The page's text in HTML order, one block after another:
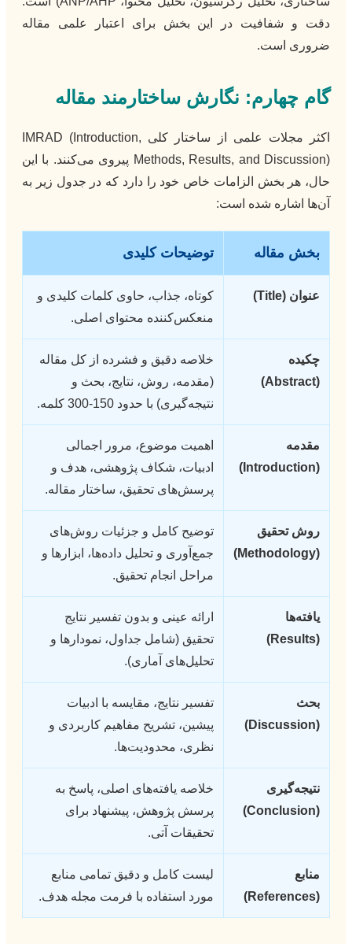
دقت و شفافیت در این بخش برای اعتبار علمی مقاله
ضروری است.
گام چهارم: نگارش ساختارمند مقاله
اکثر مجلات علمی از ساختار کلی IMRAD (Introduction,
Methods, Results, and Discussion) پیروی می‌کنند. با این
حال، هر بخش الزامات خاص خود را دارد که در جدول زیر به
آن‌ها اشاره شده است:
بخش مقاله توضیحات کلیدی
عنوان (Title)
کوتاه، جذاب، حاوی کلمات کلیدی و
منعکس‌کننده محتوای اصلی.
چکیده
(Abstract)
خلاصه دقیق و فشرده از کل مقاله
(مقدمه، روش، نتایج، بحث و
نتیجه‌گیری) با حدود 150-300 کلمه.
مقدمه
(Introduction)
اهمیت موضوع، مرور اجمالی
ادبیات، شکاف پژوهشی، هدف و
پرسش‌های تحقیق، ساختار مقاله.
روش تحقیق
(Methodology)
توضیح کامل و جزئیات روش‌های
جمع‌آوری و تحلیل داده‌ها، ابزارها و
مراحل انجام تحقیق.
یافته‌ها
(Results)
ارائه عینی و بدون تفسیر نتایج
تحقیق (شامل جداول، نمودارها و
تحلیل‌های آماری).
بحث
(Discussion)
تفسیر نتایج، مقایسه با ادبیات
پیشین، تشریح مفاهیم کاربردی و
نظری، محدودیت‌ها.
نتیجه‌گیری
(Conclusion)
خلاصه یافته‌های اصلی، پاسخ به
پرسش پژوهش، پیشنهاد برای
تحقیقات آتی.
منابع
(References)
لیست کامل و دقیق تمامی منابع
مورد استفاده با فرمت مجله هدف.